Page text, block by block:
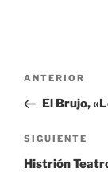
Navegación
entradas
Entrada
anterior:
ANTERIOR
El Brujo,
Siguiente
entrada
SIGUIENTE
Histrión